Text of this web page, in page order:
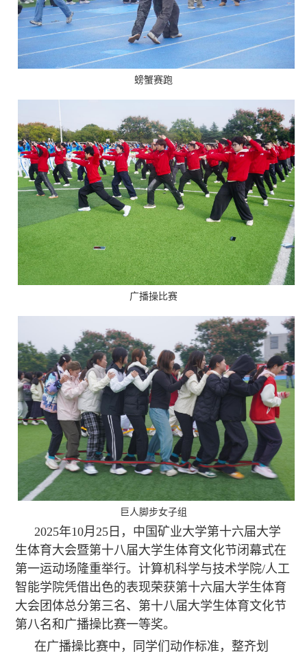
螃蟹赛跑
广播操比赛
巨人脚步女子组
2025年10月25日，中国矿业大学第十六届大学
生体育大会暨第十八届大学生体育文化节闭幕式在
第一运动场隆重举行。计算机科学与技术学院/人工
智能学院凭借出色的表现荣获第十六届大学生体育
大会团体总分第三名、第十八届大学生体育文化节
第八名和广播操比赛一等奖。
在广播操比赛中，同学们动作标准，整齐划